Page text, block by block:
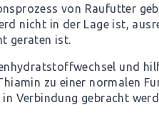
von Raufutter
nicht in der Lage ist,
geraten ist.
und
zu einer normalen
Verbindung gebracht